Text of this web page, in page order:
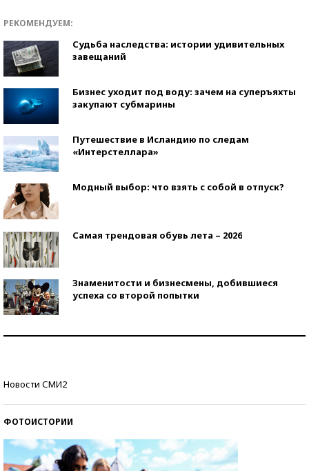
РЕКОМЕНДУЕМ:
Судьба наследства: истории удивительных
завещаний
Бизнес уходит под воду: зачем на суперъяхты
закупают субмарины
Путешествие в Исландию по следам
«Интерстеллара»
Модный выбор: что взять с собой в отпуск?
Самая трендовая обувь лета – 2026
Знаменитости и бизнесмены, добившиеся
успеха со второй попытки
Новости СМИ2
ФОТОИСТОРИИ